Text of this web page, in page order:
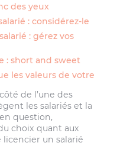
des yeux
: considérez-le
: gérez vos
: short and sweet
les valeurs de votre
de l’une des
les salariés et la
question,
choix quant aux
licencier un salarié